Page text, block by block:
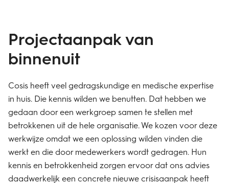
Projectaanpak van
binnenuit
Cosis heeft veel gedragskundige en medische expertise
in huis. Die kennis wilden we benutten. Dat hebben we
gedaan door een werkgroep samen te stellen met
betrokkenen uit de hele organisatie. We kozen voor deze
werkwijze omdat we een oplossing wilden vinden die
werkt en die door medewerkers wordt gedragen. Hun
kennis en betrokkenheid zorgen ervoor dat ons advies
daadwerkelijk een concrete nieuwe crisisaanpak heeft